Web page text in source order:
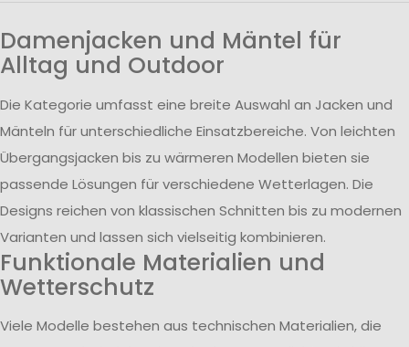
Damenjacken und Mäntel für
Alltag und Outdoor
Die Kategorie umfasst eine breite Auswahl an Jacken und
Mänteln für unterschiedliche Einsatzbereiche. Von leichten
Übergangsjacken bis zu wärmeren Modellen bieten sie
passende Lösungen für verschiedene Wetterlagen. Die
Designs reichen von klassischen Schnitten bis zu modernen
Varianten und lassen sich vielseitig kombinieren.
Funktionale Materialien und
Wetterschutz
Viele Modelle bestehen aus technischen Materialien, die